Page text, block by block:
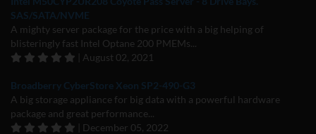
SAS/SATA/NVME
A mighty server package for the price with a big helping of
blisteringly fast Intel Optane 200 PMEMs...
| August 02, 2021
Broadberry CyberStore Xeon SP2-490-G3
A big storage appliance for big data with a powerful hardware
package and great performance...
| December 05, 2022